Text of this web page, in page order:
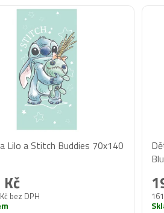
Lilo a Stitch Buddies 70x140
bez DPH